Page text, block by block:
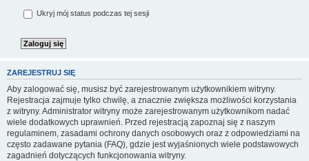
Ukryj mój status podczas tej sesji
ZAREJESTRUJ SIĘ
Aby zalogować się, musisz być zarejestrowanym użytkownikiem witryny.
Rejestracja zajmuje tylko chwilę, a znacznie zwiększa możliwości korzystania
z witryny. Administrator witryny może zarejestrowanym użytkownikom nadać
wiele dodatkowych uprawnień. Przed rejestracją zapoznaj się z naszym
regulaminem, zasadami ochrony danych osobowych oraz z odpowiedziami na
często zadawane pytania (FAQ), gdzie jest wyjaśnionych wiele podstawowych
zagadnień dotyczących funkcjonowania witryny.